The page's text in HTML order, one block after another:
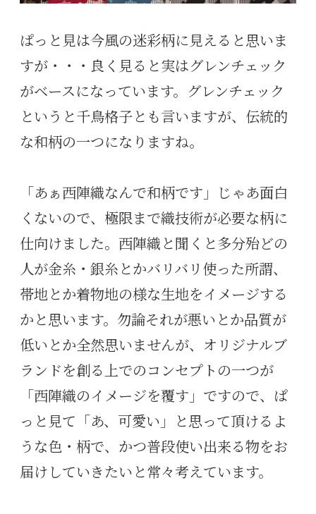
ぱっと見は今風の迷彩柄に見えると思いま
すが・・・良く見ると実はグレンチェック
がベースになっています。グレンチェック
というと千鳥格子とも言いますが、伝統的
な和柄の一つになりますね。
「あぁ西陣織なんで和柄です」じゃあ面白
くないので、極限まで織技術が必要な柄に
仕向けました。西陣織と聞くと多分殆どの
人が金糸・銀糸とかバリバリ使った所謂、
帯地とか着物地の様な生地をイメージする
かと思います。勿論それが悪いとか品質が
低いとか全然思いませんが、オリジナルブ
ランドを創る上でのコンセプトの一つが
「西陣織のイメージを覆す」ですので、ぱ
っと見て「あ、可愛い」と思って頂けるよ
うな色・柄で、かつ普段使い出来る物をお
届けしていきたいと常々考えています。